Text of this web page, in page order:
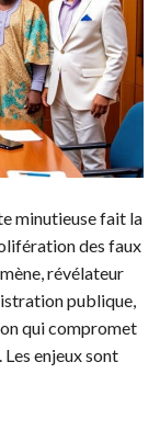
minutieuse fait la
des faux
révélateur
publique,
qui compromet
enjeux sont